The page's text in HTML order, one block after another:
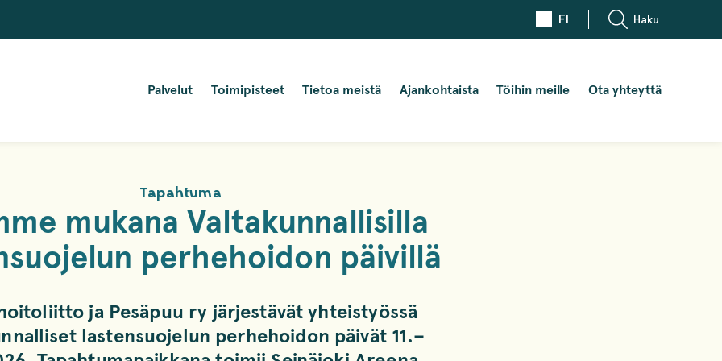
FI Haku
Palvelut Toimipisteet Tietoa meistä Ajankohtaista Töihin meille Ota yhteyttä
Tapahtuma
mukana Valtakunnallisilla
perhehoidon päivillä
ja Pesäpuu ry järjestävät yhteistyössä
lastensuojelun perhehoidon päivät11.–